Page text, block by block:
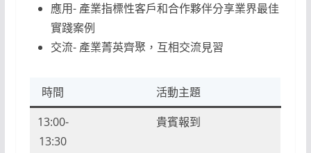
應用- 產業指標性客戶和合作夥伴分享業界最佳
實踐案例
交流- 產業菁英齊聚，互相交流見習
時間
活動主題
13:00-
13:30
貴賓報到